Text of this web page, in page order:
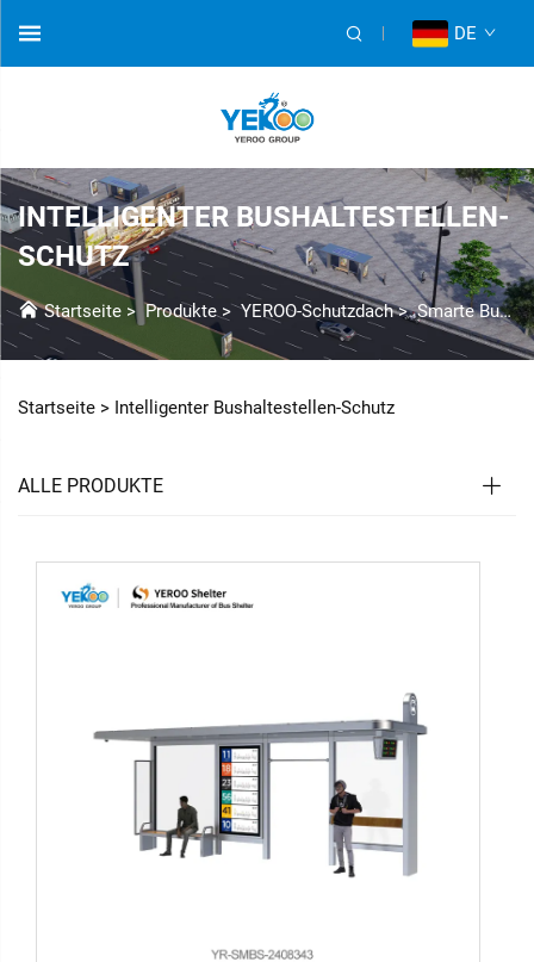
DE
INTELLIGENTER BUSHALTESTELLEN-
SCHUTZ
Startseite >Produkte>YEROO-Schutzdach>Smarte Buswartehalle
Startseite > Intelligenter Bushaltestellen-Schutz
ALLE PRODUKTE